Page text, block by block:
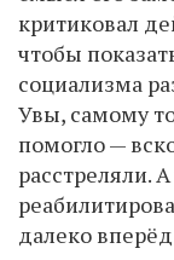
критиковал
чтобы
социализма
Увы, самому
помогло —
расстреляли.
далеко